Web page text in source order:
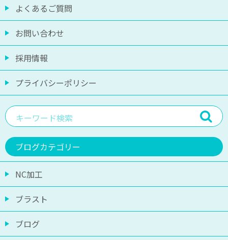
よくあるご質問
お問い合わせ
採用情報
プライバシーポリシー
ブログカテゴリー
NC加工
ブラスト
ブログ